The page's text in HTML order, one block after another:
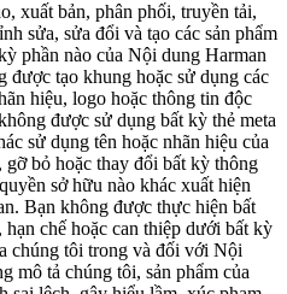
xuất bản, phân phối, truyền tải,
sửa, sửa đổi và tạo các sản phẩm
phần nào của Nội dung Harman
được tạo khung hoặc sử dụng các
hiệu, logo hoặc thông tin độc
được sử dụng bất kỳ thẻ meta
sử dụng tên hoặc nhãn hiệu của
bỏ hoặc thay đổi bất kỳ thông
sở hữu nào khác xuất hiện
Bạn không được thực hiện bất
chế hoặc can thiệp dưới bất kỳ
chúng tôi trong và đối với Nội
mô tả chúng tôi, sản phẩm của